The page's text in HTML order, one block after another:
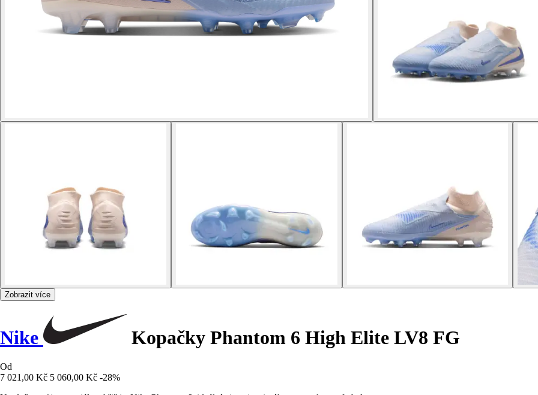
Zobrazit více
Nike Kopačky Phantom 6 High Elite LV8 FG
Od
7 021,00 Kč 5 060,00 Kč -28%